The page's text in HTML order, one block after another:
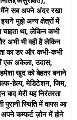
जब आप अपनी आत्म-
मैंने सब अपने अंदर रखा
मुझे अन्य क्षेत्रों में
चाहता था, लेकिन कभी
अभी भी वही है लेकिन
का डर और कभी-कभी
एक अकेला, उदास,
खुद को बेहतर बनाने
हेल्प, मेडिटेशन, जिम,
बाद मेरी यह निरंतरता
स्थिति में वापस आ
कम्फर्ट ज़ोन में होने